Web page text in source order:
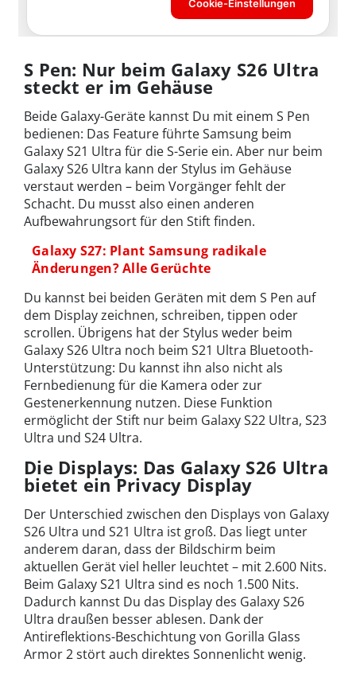
S Pen: Nur beim Galaxy S26 Ultra
steckt er im Gehäuse
Beide Galaxy-Geräte kannst Du mit einem S Pen
bedienen: Das Feature führte Samsung beim
Galaxy S21 Ultra für die S-Serie ein. Aber nur beim
Galaxy S26 Ultra kann der Stylus im Gehäuse
verstaut werden – beim Vorgänger fehlt der
Schacht. Du musst also einen anderen
Aufbewahrungsort für den Stift finden.
Galaxy S27: Plant Samsung radikale
Änderungen? Alle Gerüchte
Du kannst bei beiden Geräten mit dem S Pen auf
dem Display zeichnen, schreiben, tippen oder
scrollen. Übrigens hat der Stylus weder beim
Galaxy S26 Ultra noch beim S21 Ultra Bluetooth-
Unterstützung: Du kannst ihn also nicht als
Fernbedienung für die Kamera oder zur
Gestenerkennung nutzen. Diese Funktion
ermöglicht der Stift nur beim Galaxy S22 Ultra, S23
Ultra und S24 Ultra.
Die Displays: Das Galaxy S26 Ultra
bietet ein Privacy Display
Der Unterschied zwischen den Displays von Galaxy
S26 Ultra und S21 Ultra ist groß. Das liegt unter
anderem daran, dass der Bildschirm beim
aktuellen Gerät viel heller leuchtet – mit 2.600 Nits.
Beim Galaxy S21 Ultra sind es noch 1.500 Nits.
Dadurch kannst Du das Display des Galaxy S26
Ultra draußen besser ablesen. Dank der
Antireflektions-Beschichtung von Gorilla Glass
Armor 2 stört auch direktes Sonnenlicht wenig.